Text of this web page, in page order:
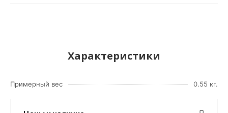
Характеристики
Примерный вес 0.55 кг.